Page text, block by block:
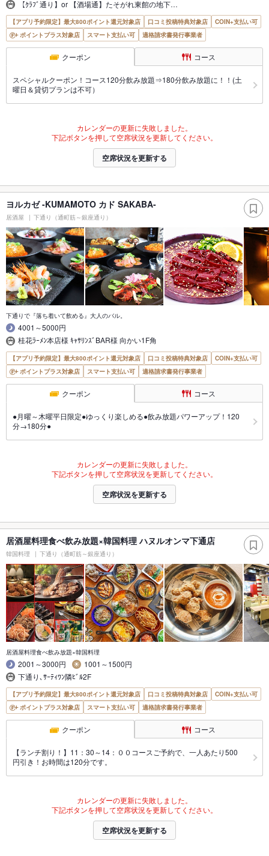
【ｸﾗﾌﾞ通り】or 【酒場通】たそがれ東館の地下…
【アプリ予約限定】最大800ポイント還元対象店 口コミ投稿特典対象店
COIN+支払い可
ポイントプラス対象店
スマート支払い可 適格請求書発行事業者
クーポン コース
スペシャルクーポン！コース120分飲み放題⇒180分飲み放題に！！(土
曜日＆貸切プランは不可）
カレンダーの更新に失敗しました。
下記ボタンを押して空席状況を更新してください。
空席状況を更新する
ヨルカゼ -KUMAMOTO カド SAKABA-
居酒屋 下通り（通町筋～銀座通り）
下通りで『落ち着いて飲める』大人のバル。
4001～5000円
桂花ﾗｰﾒﾝ本店様 ｷｬｻﾘﾝｽﾞBAR様 向かい1F角
【アプリ予約限定】最大800ポイント還元対象店 口コミ投稿特典対象店
COIN+支払い可
ポイントプラス対象店
スマート支払い可 適格請求書発行事業者
クーポン コース
●月曜～木曜平日限定●ゆっくり楽しめる●飲み放題パワーアップ！120
分→180分●
カレンダーの更新に失敗しました。
下記ボタンを押して空席状況を更新してください。
空席状況を更新する
居酒屋料理食べ飲み放題×韓国料理 ハヌルオンマ下通店
韓国料理 下通り（通町筋～銀座通り）
居酒屋料理食べ飲み放題×韓国料理
2001～3000円
1001～1500円
下通り､ｻｰﾃｨﾜﾝ隣ﾋﾞﾙ2F
【アプリ予約限定】最大800ポイント還元対象店 口コミ投稿特典対象店
COIN+支払い可
ポイントプラス対象店
スマート支払い可 適格請求書発行事業者
クーポン コース
【ランチ割り！】11：30～14：００コースご予約で、一人あたり500
円引き！お時間は120分です。
カレンダーの更新に失敗しました。
下記ボタンを押して空席状況を更新してください。
空席状況を更新する